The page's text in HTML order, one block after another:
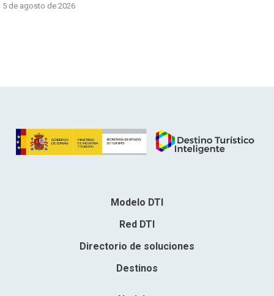
5 de agosto de 2026
Modelo DTI
Red DTI
Directorio de soluciones
Destinos